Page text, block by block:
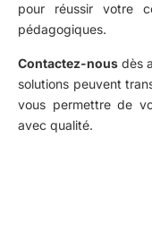
pour réussir votre
pédagogiques.
Contactez-nous dès
solutions peuvent
vous permettre de
avec qualité.